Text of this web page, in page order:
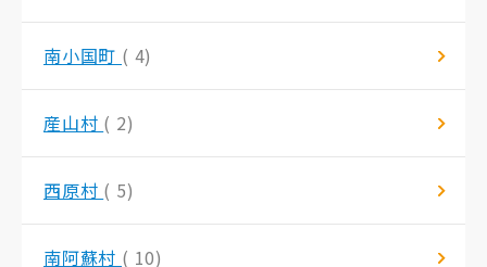
南小国町 ( 4)
産山村 ( 2)
西原村 ( 5)
南阿蘇村 ( 10)